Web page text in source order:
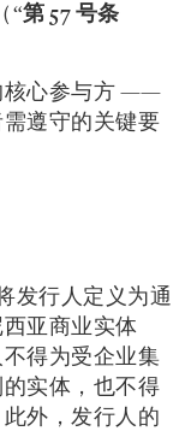
“第 57 号条
核心参与方 ——
遵守的关键要
发行人定义为通
亚商业实体
不得为受企业集
实体，也不得
外，发行人的